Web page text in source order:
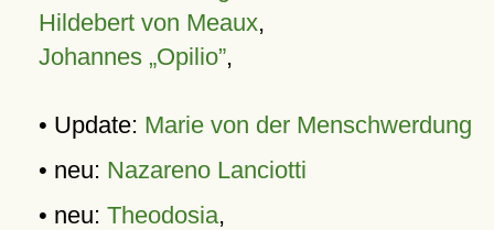
Hildebert von Meaux,
Johannes „Opilio”,
• Update: Marie von der Menschwerdung
• neu: Nazareno Lanciotti
• neu: Theodosia,